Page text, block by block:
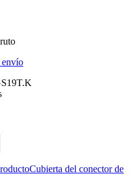
envío
del conector de